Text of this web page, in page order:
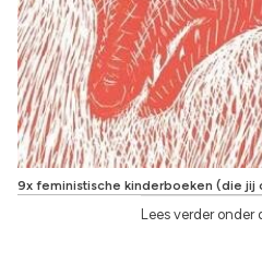
9x feministische kinderboeken (die jij
Lees verder